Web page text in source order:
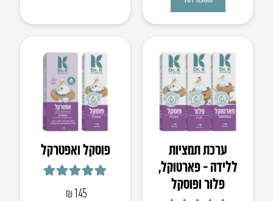
ערכת תמציות
ללידה – פארטוקל,
פלור ופוסקל
פוסקל ואפטרקל
₪145